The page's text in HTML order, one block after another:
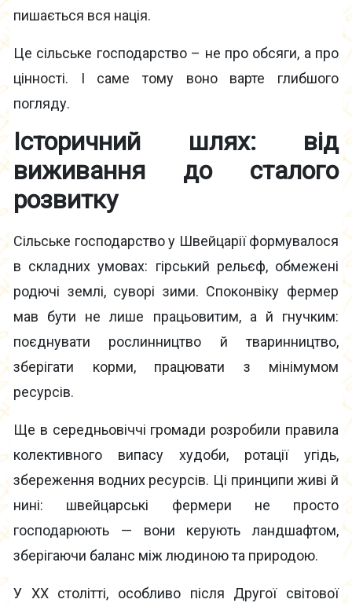
пишається вся нація.
Це сільське господарство – не про обсяги, а про
цінності. І саме тому воно варте глибшого
погляду.
Історичний шлях: від
виживання до сталого
розвитку
Сільське господарство у Швейцарії формувалося
в складних умовах: гірський рельєф, обмежені
родючі землі, суворі зими. Споконвіку фермер
мав бути не лише працьовитим, а й гнучким:
поєднувати рослинництво й тваринництво,
зберігати корми, працювати з мінімумом
ресурсів.
Ще в середньовіччі громади розробили правила
колективного випасу худоби, ротації угідь,
збереження водних ресурсів. Ці принципи живі й
нині: швейцарські фермери не просто
господарюють — вони керують ландшафтом,
зберігаючи баланс між людиною та природою.
У ХХ столітті, особливо після Другої світової